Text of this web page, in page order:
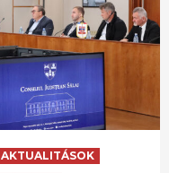
AKTUALITÁSOK